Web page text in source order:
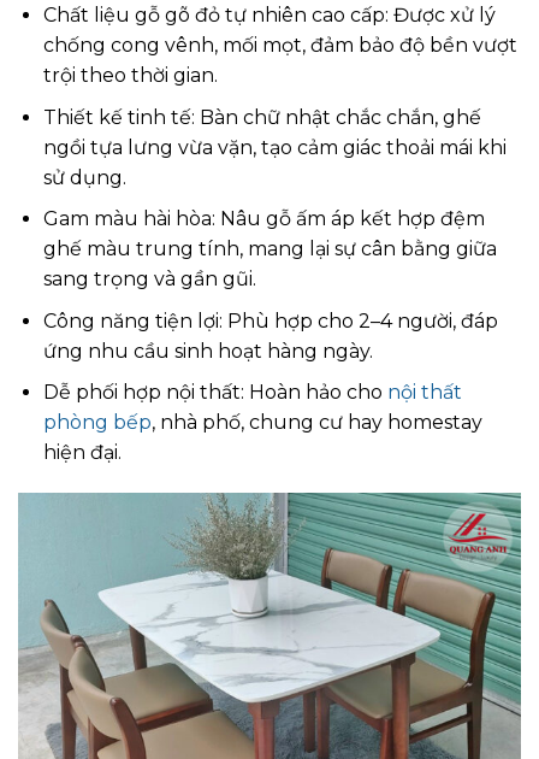
Chất liệu gỗ gõ đỏ tự nhiên cao cấp: Được xử lý
chống cong vênh, mối mọt, đảm bảo độ bền vượt
trội theo thời gian.
Thiết kế tinh tế: Bàn chữ nhật chắc chắn, ghế
ngồi tựa lưng vừa vặn, tạo cảm giác thoải mái khi
sử dụng.
Gam màu hài hòa: Nâu gỗ ấm áp kết hợp đệm
ghế màu trung tính, mang lại sự cân bằng giữa
sang trọng và gần gũi.
Công năng tiện lợi: Phù hợp cho 2–4 người, đáp
ứng nhu cầu sinh hoạt hàng ngày.
Dễ phối hợp nội thất: Hoàn hảo cho nội thất
phòng bếp, nhà phố, chung cư hay homestay
hiện đại.